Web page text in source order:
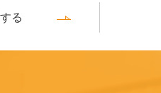
る